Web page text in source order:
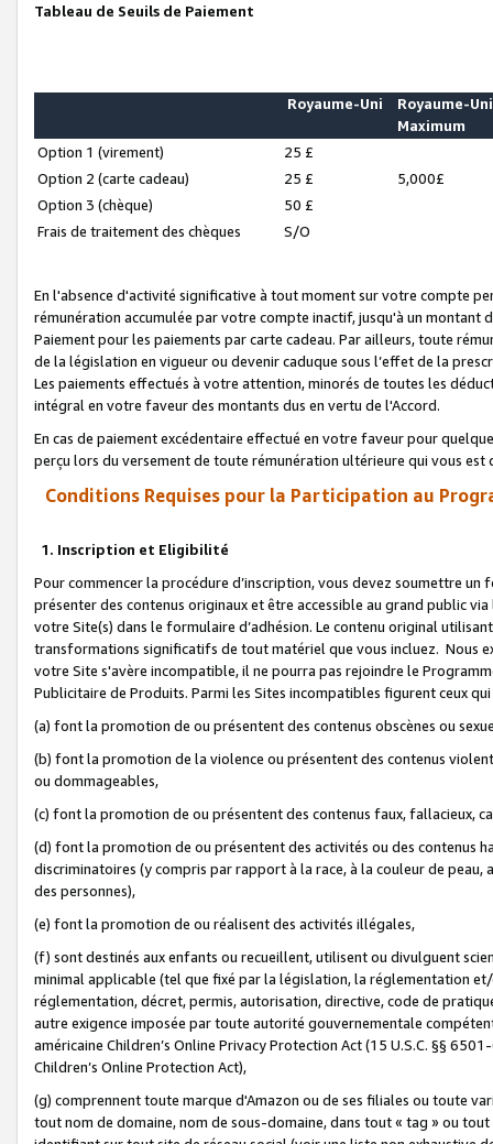
Tableau de Seuils de Paiement
Royaume-Uni
Royaume-Uni
Maximum
Option 1 (virement)
25 £
Option 2 (carte cadeau)
25 £
5,000£
Option 3 (chèque)
50 £
Frais de traitement des chèques
S/O
En l'absence d'activité significative à tout moment sur votre compte
rémunération accumulée par votre compte inactif, jusqu'à un montant
Paiement pour les paiements par carte cadeau. Par ailleurs, toute
de la législation en vigueur ou devenir caduque sous l’effet de la
Les paiements effectués à votre attention, minorés de toutes les
intégral en votre faveur des montants dus en vertu de l'Accord.
En cas de paiement excédentaire effectué en votre faveur pour
perçu lors du versement de toute rémunération ultérieure qui vous est
Conditions Requises pour la Participation au
1. Inscription et Eligibilité
Pour commencer la procédure d’inscription, vous devez soumettre
présenter des contenus originaux et être accessible au grand public
votre Site(s) dans le formulaire d’adhésion. Le contenu original
transformations significatifs de tout matériel que vous incluez. Nous
votre Site s'avère incompatible, il ne pourra pas rejoindre le
Publicitaire de Produits. Parmi les Sites incompatibles figurent ceux
(a) font la promotion de ou présentent des contenus obscènes ou
(b) font la promotion de la violence ou présentent des contenus
ou dommageables,
(c) font la promotion de ou présentent des contenus faux, fallacieux,
(d) font la promotion de ou présentent des activités ou des contenus
discriminatoires (y compris par rapport à la race, à la couleur de
des personnes),
(e) font la promotion de ou réalisent des activités illégales,
(f) sont destinés aux enfants ou recueillent, utilisent ou divulguent
minimal applicable (tel que fixé par la législation, la réglementation
réglementation, décret, permis, autorisation, directive, code de
autre exigence imposée par toute autorité gouvernementale
américaine Children’s Online Privacy Protection Act (15 U.S.C. §§
Children’s Online Protection Act),
(g) comprennent toute marque d'Amazon ou de ses filiales ou toute
tout nom de domaine, nom de sous-domaine, dans tout « tag » ou